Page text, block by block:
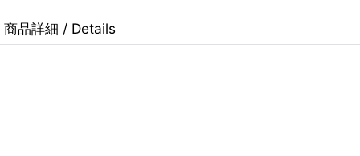
商品詳細 / Details